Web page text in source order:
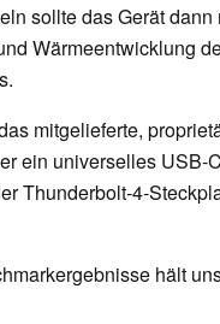
sollte das Gerät
Wärmeentwicklung
mitgelieferte,
ein universelles USB-
Thunderbolt-4-
hält